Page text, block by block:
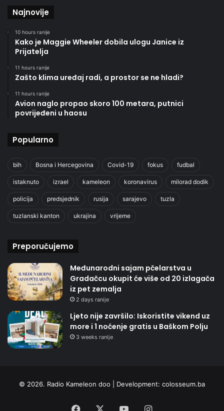
Najnovije
10 hours ranije
Kako je Maggie Wheeler dobila ulogu Janice iz
Prijatelja
11 hours ranije
Zašto klima uređaj radi, a prostor se ne hladi?
11 hours ranije
Avion naglo propao skoro 100 metara, putnici
povrijeđeni u haosu
Popularno
bih Bosna i Hercegovina Covid-19 fokus fudbal
istaknuto izrael kameleon koronavirus milorad dodik
policija predsjednik rusija sarajevo tuzla
tuzlanski kanton ukrajina vrijeme
Preporučujemo
Međunarodni sajam pčelarstva u
Gradačcu okupit će više od 20 izlagača
iz pet zemalja
2 days ranije
Ljeto nije završilo: Iskoristite vikend uz
more i 1 noćenje gratis u Baškom Polju
3 weeks ranije
© 2026. Radio Kameleon doo | Development: colosseum.ba
Facebook YouTubeInstagram